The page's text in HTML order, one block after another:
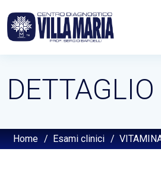
Home / Esami clinici /